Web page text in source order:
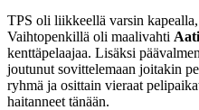
TPS oli liikkeellä varsin
Vaihtopenkillä oli maalivahti
kenttäpelaajaa. Lisäksi
joutunut sovittelemaan joitakin
ryhmä ja osittain vieraat
haitanneet tänään.